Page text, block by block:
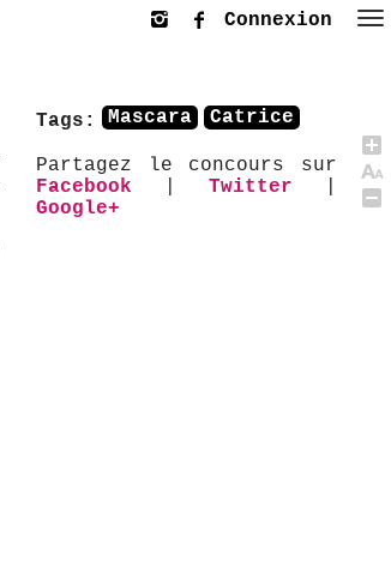
Connexion
Tags: Catrice
Mascara
Partagez le concours sur
Facebook |Twitter
Google+